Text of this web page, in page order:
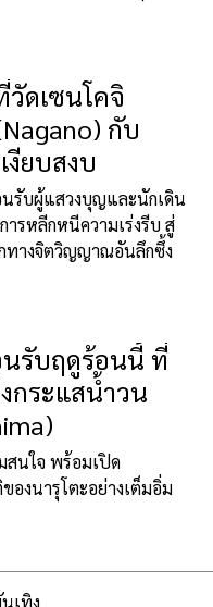
ดเซนโคจิ
กับ
ยบสงบ
รับผู้แสวงบุญและนักเดิน
รหลีกหนีความเร่งรีบ สู่
ทางจิตวิญญาณอันลึกซึ้ง
นรับฤดูร้อนนี้ ที่
กระแสน้ำวน
สนใจ พร้อมเปิด
งนารุโตะอย่างเต็มอิ่ม
เทิง